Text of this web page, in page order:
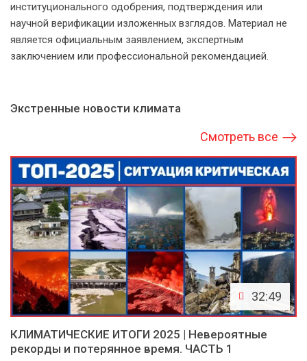
институционального одобрения, подтверждения или
научной верификации изложенных взглядов. Материал не
является официальным заявлением, экспертным
заключением или профессиональной рекомендацией.
Экстренные новости климата
Смотреть все
32:49
КЛИМАТИЧЕСКИЕ ИТОГИ 2025 | Невероятные
рекорды и потерянное время. ЧАСТЬ 1